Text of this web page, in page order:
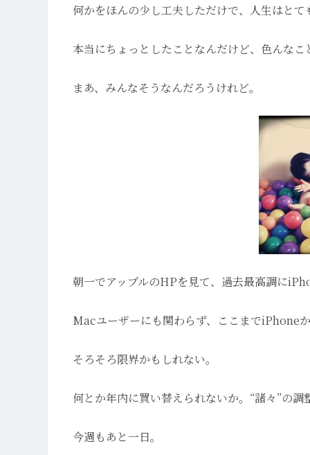
何かをほんの少し工夫しただけで、人生はと
本当にちょっとしたことなんだけど、色んな
まあ、みんなそうなんだろうけれど。
朝一でアップルのHPを見て、過去最高調に
Macユーザーにも関わらず、ここまでiPhone
そろそろ限界かもしれない。
何とか年内に買い替えられないか。“諸々”の
今週もあと一日。